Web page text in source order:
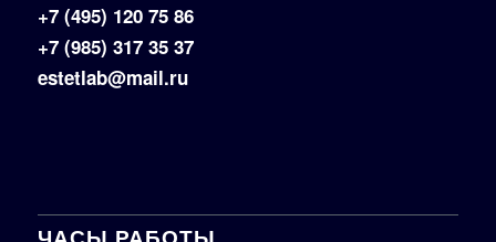
+7 (495) 120 75 86
+7 (985) 317 35 37
estetlab@mail.ru